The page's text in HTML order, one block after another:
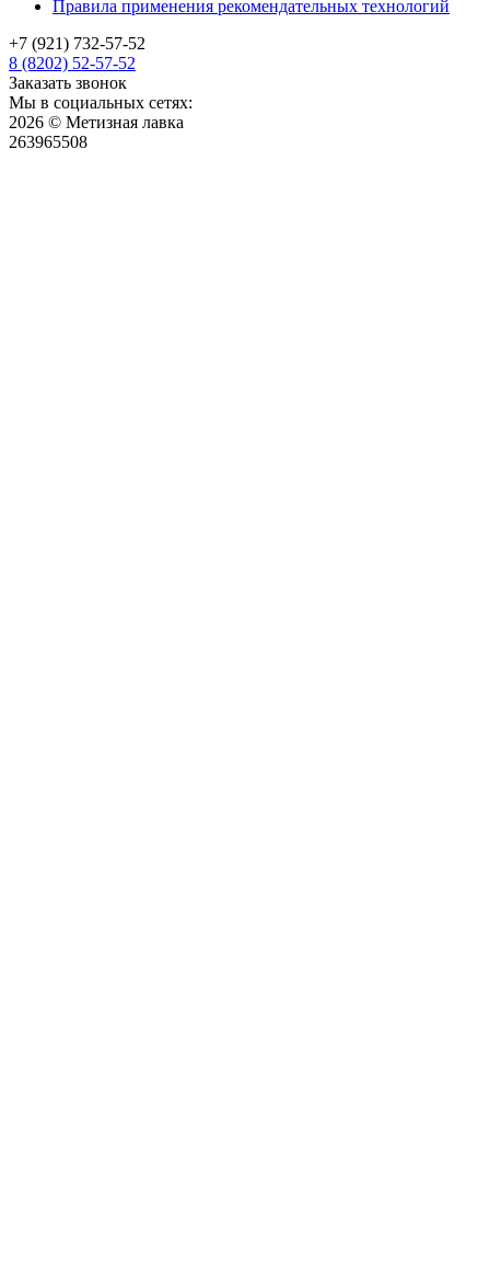
Правила применения рекомендательных технологий
+7 (921) 732-57-52
8 (8202) 52-57-52
Заказать звонок
Мы в социальных сетях:
2026 © Метизная лавка
263965508